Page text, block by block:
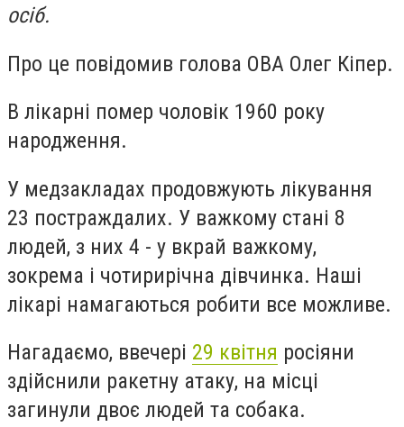
осіб.
Про це повідомив голова ОВА Олег Кіпер.
В лікарні помер чоловік 1960 року
народження.
У медзакладах продовжують лікування
23 постраждалих. У важкому стані 8
людей, з них 4 - у вкрай важкому,
зокрема і чотирирічна дівчинка. Наші
лікарі намагаються робити все можливе.
Нагадаємо, ввечері 29 квітня росіяни
здійснили ракетну атаку, на місці
загинули двоє людей та собака.